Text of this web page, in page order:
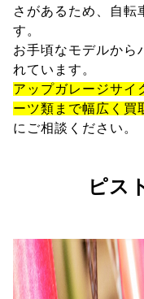
さがあるため、自転
す。
お手頃なモデルから
れています。
アップガレージサイ
ーツ類まで幅広く買
にご相談ください。
ピス